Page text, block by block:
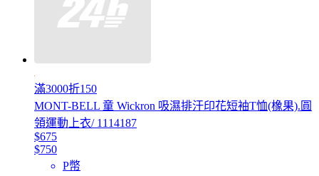
滿3000折150
MONT-BELL 童 Wickron 吸濕排汗印花短袖T恤(橡果).圓
領運動上衣/ 1114187
$675
$750
P幣